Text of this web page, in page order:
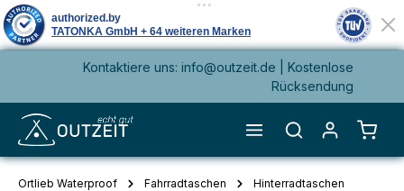
springenKontaktiere uns: info@outzeit.de | Kostenlose
Rücksendung
Ortlieb Waterproof Fahrradtaschen Hinterradtaschen